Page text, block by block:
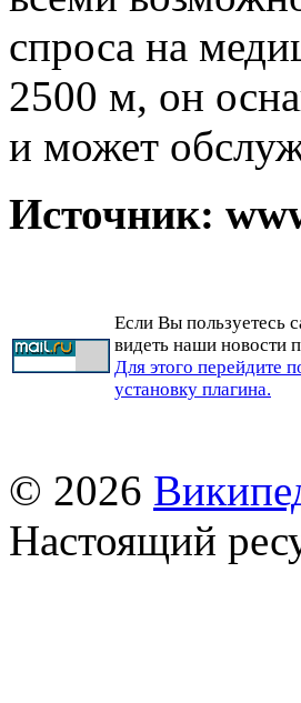
спроса на
2500 м, он
и может
Источник:
Если Вы пользуетесь
видеть наши новости
Для этого перейдите
установку плагина.
© 2026
Настоящий